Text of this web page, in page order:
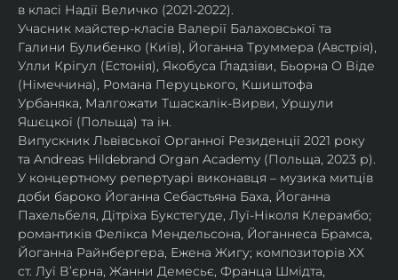
в класі Надії Величко (2021-2022).
Учасник майстер-класів Валерії Балаховської та
Галини Булибенко (Київ), Йоганна Труммера (Австрія),
Улли Крігул (Естонія), Якобуса Ґладзіви, Бьорна О Віде
(Німеччина), Романа Перуцького, Кшиштофа
Урбаняка, Малгожати Тшаскалік-Вирви, Уршули
Яшєцкої (Польща) та ін.
Випускник Львівської Органної Резиденції 2021 року
та Andreas Hildebrand Organ Academy (Польща, 2023 р).
У концертному репертуарі виконавця – музика митців
доби бароко Йоганна Себастьяна Баха, Йоганна
Пахельбеля, Дітріха Букстегуде, Луї-Ніколя Клерамбо;
романтиків Фелікса Мендельсона, Йоганнеса Брамса,
Йоганна Райнбергера, Ежена Жигу; композиторів ХХ
ст. Луї В’єрна, Жанни Демесьє, Франца Шмідта,